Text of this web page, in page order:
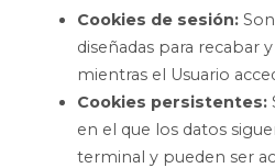
Cookies de sesión:
diseñadas para recabar
mientras el Usuario
Cookies persistentes:
en el que los datos
terminal y pueden ser